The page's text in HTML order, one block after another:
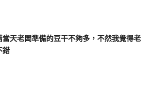
當天老闆準備的豆干不夠多，不然我覺得老
錯